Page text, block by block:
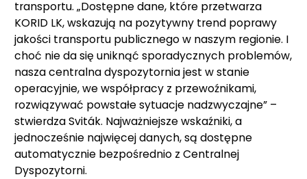
transportu. „Dostępne dane, które przetwarza
KORID LK, wskazują na pozytywny trend poprawy
jakości transportu publicznego w naszym regionie. I
choć nie da się uniknąć sporadycznych problemów,
nasza centralna dyspozytornia jest w stanie
operacyjnie, we współpracy z przewoźnikami,
rozwiązywać powstałe sytuacje nadzwyczajne” –
stwierdza Sviták. Najważniejsze wskaźniki, a
jednocześnie najwięcej danych, są dostępne
automatycznie bezpośrednio z Centralnej
Dyspozytorni.